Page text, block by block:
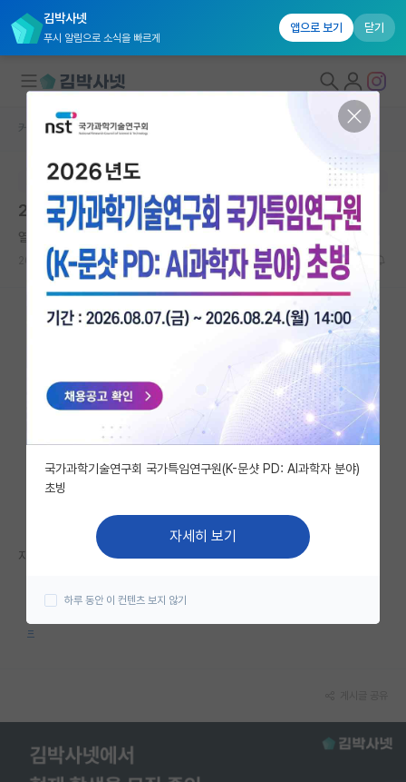
김박사넷
푸시 알림으로 소식을 빠르게
앱으로 보기 닫기
연구실&오픈랩
커뮤니티
커뮤니티 홈
IF 명예의전당
자유 게시판(아무개랩)
미국 유학 게시판
미국 대학원 합격 후기 게시판
대학원생 모집 게시판
연구실(PI) 홍보 게시판
취업 게시판
커뮤니티 홈 임용 정보 게시판
본문이 수정되지 않는 박제글입니다.
2026학년도 2학기 제1차 겸임교수 초빙 공고
열정적인 마키아벨리
2026.06.26 0 369
자세한 내용은 홈페이지를 참고해 주세요.
https://m.kw.ac.kr/ko/life/notice.jsp?BoardMode=view&DUI
=
국가과학기술연구회 국가특임연구원(K-문샷 PD: AI과학자 분야)
초빙
자세히 보기
하루 동안 이 컨텐츠 보지 않기